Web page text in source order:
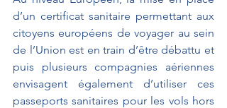
d’un certificat sanitaire permettant aux
citoyens européens de voyager au sein
de l’Union est en train d’être débattu et
puis plusieurs compagnies aériennes
envisagent également d’utiliser ces
passeports sanitaires pour les vols hors